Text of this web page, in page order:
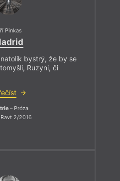
Pinkas
bystrý, že by se
Ruzyni, či
– Próza
2/2016